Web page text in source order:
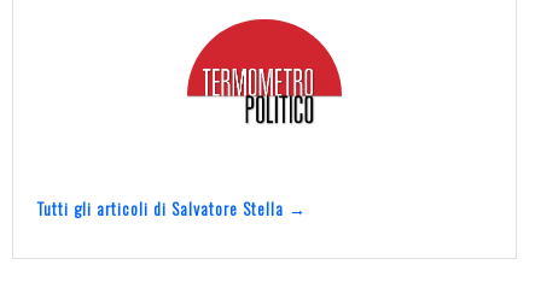
Tutti gli articoli di Salvatore Stella →